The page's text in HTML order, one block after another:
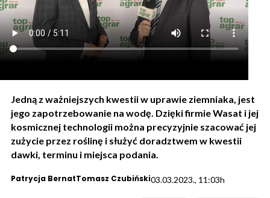
Jedną z ważniejszych kwestii w uprawie ziemniaka, jest
jego zapotrzebowanie na wodę. Dzięki firmie Wasat i jej
kosmicznej technologii można precyzyjnie szacować jej
zużycie przez roślinę i służyć doradztwem w kwestii
dawki, terminu i miejsca podania.
Patrycja BernatTomasz Czubiński03.03.2023., 11:03h